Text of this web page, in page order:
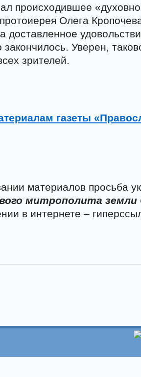
происходившее
Олега
доставленное
закончилось. Уверен,
зрителей.
газеты
материалов просьба
митрополита земли
в интернете –